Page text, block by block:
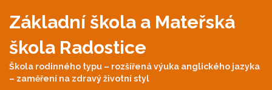
Základní škola a Mateřská
škola Radostice
Škola rodinného typu – rozšířená výuka anglického jazyka
– zaměření na zdravý životní styl